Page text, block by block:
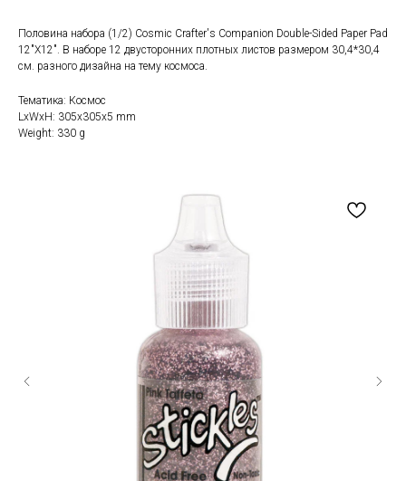
Половина набора (1/2) Cosmic Crafter's Companion Double-Sided Paper Pad
12"X12". В наборе 12 двусторонних плотных листов размером 30,4*30,4
см. разного дизайна на тему космоса.
Тематика: Космос
LxWxH: 305x305x5 mm
Weight: 330 g